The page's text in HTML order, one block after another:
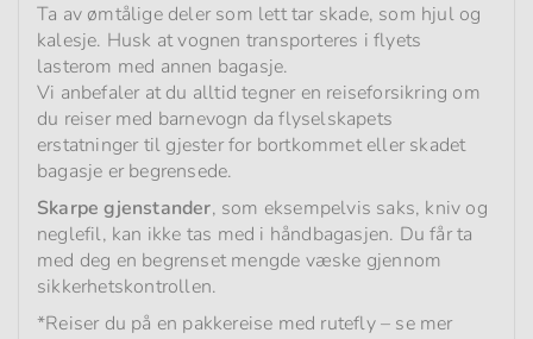
Ta av ømtålige deler som lett tar skade, som hjul og
kalesje. Husk at vognen transporteres i flyets
lasterom med annen bagasje.
Vi anbefaler at du alltid tegner en reiseforsikring om
du reiser med barnevogn da flyselskapets
erstatninger til gjester for bortkommet eller skadet
bagasje er begrensede.
Skarpe gjenstander, som eksempelvis saks, kniv og
neglefil, kan ikke tas med i håndbagasjen. Du får ta
med deg en begrenset mengde væske gjennom
sikkerhetskontrollen.
*Reiser du på en pakkereise med rutefly – se mer